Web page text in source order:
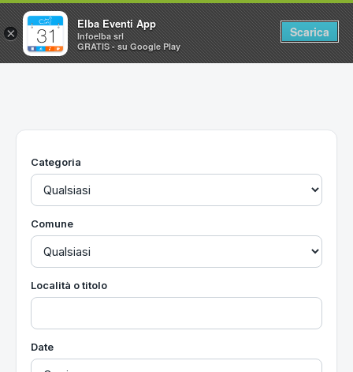
Home
Utilità
Categoria
Comune
Località o titolo
Date
×
Elba Eventi App
Infoelba srl
GRATIS - su Google Play
Scarica